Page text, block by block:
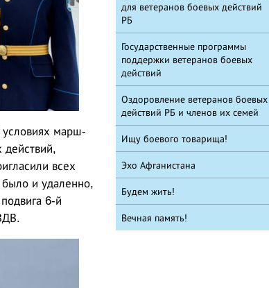
условиях марш-
действий,
всех
было и удаленно,
6-й
для ветеранов боевых действий
РБ
Государственные программы
поддержки ветеранов боевых
действий
Оздоровление ветеранов боевых
действий РБ и членов их семей
Ищу боевого товарища!
Эхо Афганистана
Будем жить!
Вечная память!